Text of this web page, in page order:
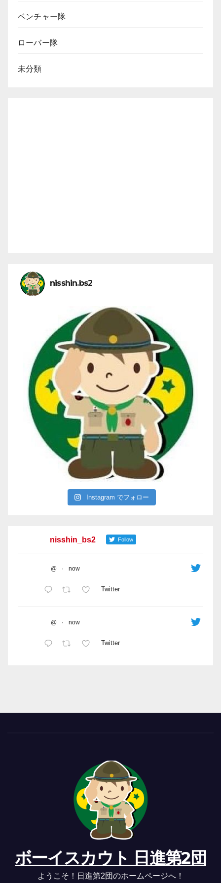
ン
ベンチャー隊
ローバー隊
未分類
nisshin.bs2
Instagram でフォロー
nisshin_bs2 Follow
@ · now
Twitter
@ · now
Twitter
ボーイスカウト 日進第2団
ようこそ！日進第2団のホームページへ！